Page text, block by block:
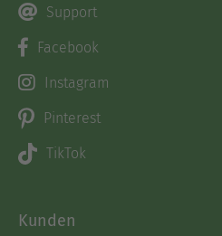
Support
Facebook
Instagram
Pinterest
TikTok
Kunden